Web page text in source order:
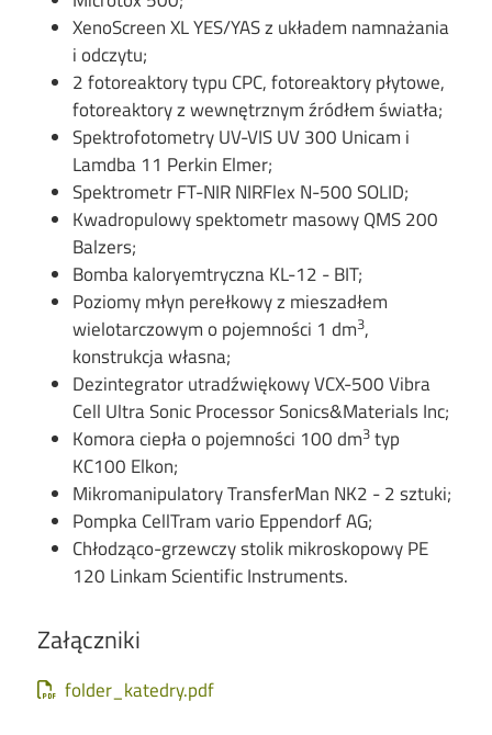
XenoScreen XL YES/YAS z układem namnażania
i odczytu;
2 fotoreaktory typu CPC, fotoreaktory płytowe,
fotoreaktory z wewnętrznym źródłem światła;
Spektrofotometry UV-VIS UV 300 Unicam i
Lamdba 11 Perkin Elmer;
Spektrometr FT-NIR NIRFlex N-500 SOLID;
Kwadropulowy spektometr masowy QMS 200
Balzers;
Bomba kaloryemtryczna KL-12 - BIT;
Poziomy młyn perełkowy z mieszadłem
wielotarczowym o pojemności 1 dm3,
konstrukcja własna;
Dezintegrator utradźwiękowy VCX-500 Vibra
Cell Ultra Sonic Processor Sonics&Materials Inc;
Komora ciepła o pojemności 100 dm3 typ
KC100 Elkon;
Mikromanipulatory TransferMan NK2 - 2 sztuki;
Pompka CellTram vario Eppendorf AG;
Chłodząco-grzewczy stolik mikroskopowy PE
120 Linkam Scientific Instruments.
Załączniki
Document
folder_katedry.pdf